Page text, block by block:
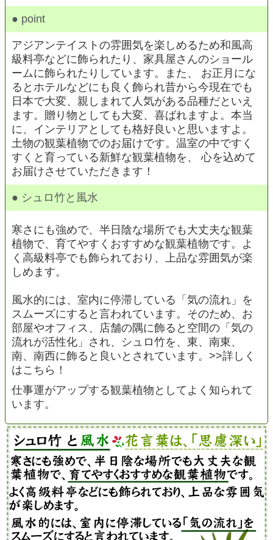
● point
アジアンテイストの雰囲気を楽しめるため和風高
級料亭などに飾られたり、家具屋さんのショール
ームに飾られたりしています。また、 お正月にな
るとホテルなどにも良く飾られ昔から今現在でも
日本で大変、親しまれて人気がある品種だといえ
ます。贈り物としても大変、喜ばれますよ。本当
に、インテリアとしても格好良いと思いますよ。
土物の観葉植物でのお届けです。温室の中ですく
すくと育っている新鮮な観葉植物を、 心を込めて
お届けさせていただきます！
● シュロ竹と風水
寒さにも強めで、半日陰な場所でも大丈夫な観葉
植物で、育てやすくおすすめな観葉植物です。よ
く高級料亭でも飾られており、上品な雰囲気が楽
しめます。
風水的には、室内に停滞している「気の流れ」を
スムーズにすると言われています。そのため、お
部屋やオフィス、店舗の隅に飾ると空間の「気の
流れが活性化」され、シュロ竹を、東、南東、
南、南西に飾ると良いとされています。>>詳しく
はこちら！
仕事運がアップする観葉植物としてよく知られて
います。